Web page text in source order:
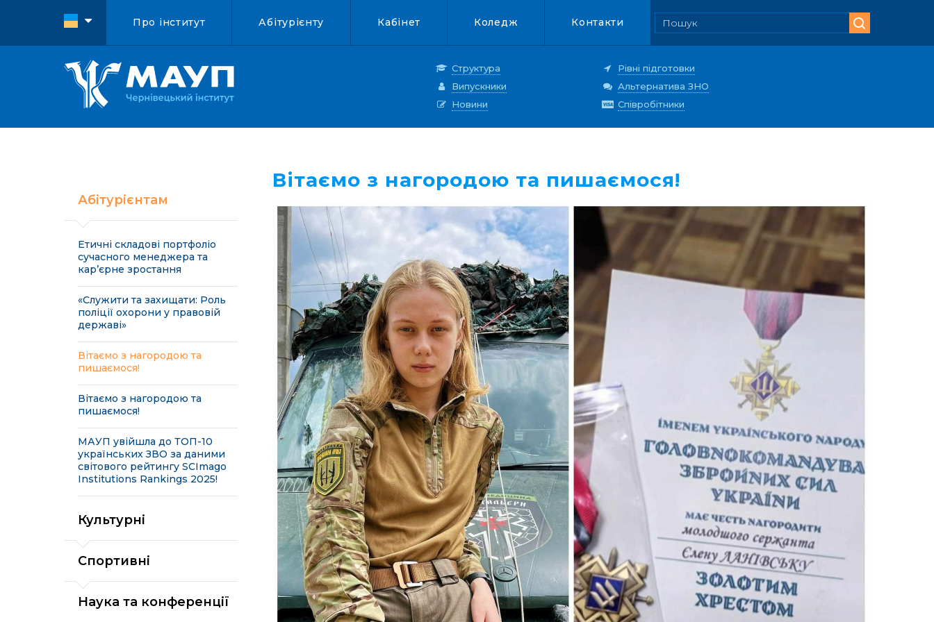
Про інститут Абітурієнту Кабінет Коледж Контакти
Структура
Випускники
Новини
Рівні підготовки
Альтернатива ЗНО
Співробітники
Абітурієнтам
Етичні складові портфоліо
сучасного менеджера та
кар’єрне зростання
«Служити та захищати: Роль
поліції охорони у правовій
державі»
Вітаємо з нагородою та
пишаємося!
Вітаємо з нагородою та
пишаємося!
МАУП увійшла до ТОП-10
українських ЗВО за даними
світового рейтингу SCImago
Institutions Rankings 2025!
Культурні
Спортивні
Наука та конференції
Вітаємо з нагородою та пишаємося!